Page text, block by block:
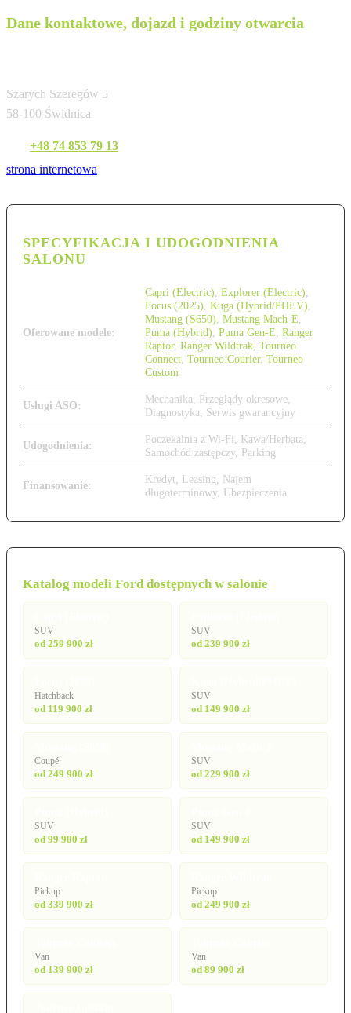
Dane kontaktowe, dojazd i godziny otwarcia
Szarych Szeregów 5
58-100 Świdnica
+48 74 853 79 13
strona internetowa
SPECYFIKACJA I UDOGODNIENIA
SALONU
Oferowane modele:
Capri (Electric) Explorer (Electric)
Focus (2025) Kuga (Hybrid/PHEV)
Mustang (S650) Mustang Mach-E
Puma (Hybrid) Puma Gen-E Ranger
Raptor, Ranger Wildtrak Tourneo
Connect Tourneo Courier, Tourneo
Custom
Usługi ASO:
Mechanika, Przeglądy okresowe,
Diagnostyka, Serwis gwarancyjny
Udogodnienia:
Poczekalnia z Wi-Fi, Kawa/Herbata,
Samochód zastępczy, Parking
Finansowanie:
Kredyt, Leasing, Najem
długoterminowy, Ubezpieczenia
Katalog modeli Ford dostępnych w salonie
SUV
od 259 900 zł
SUV
od 239 900 zł
Hatchback
od 119 900 zł
SUV
od 149 900 zł
Coupé
od 249 900 zł
SUV
od 229 900 zł
SUV
od 99 900 zł
SUV
od 149 900 zł
Pickup
od 339 900 zł
Pickup
od 249 900 zł
Van
od 139 900 zł
Van
od 89 900 zł